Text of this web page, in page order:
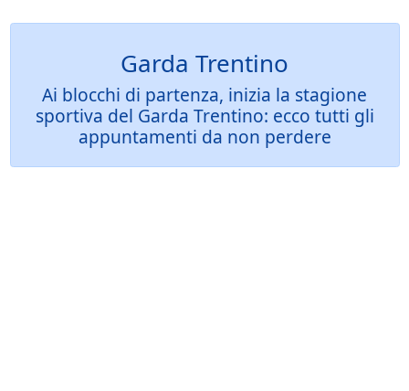
Garda Trentino
Ai blocchi di partenza, inizia la stagione
sportiva del Garda Trentino: ecco tutti gli
appuntamenti da non perdere